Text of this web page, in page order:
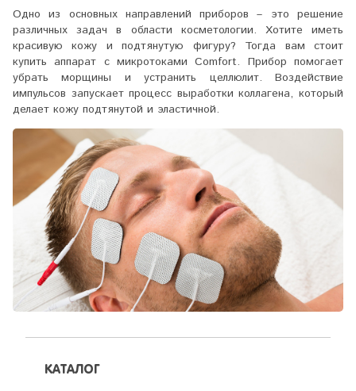
Одно из основных направлений приборов – это решение
различных задач в области косметологии. Хотите иметь
красивую кожу и подтянутую фигуру? Тогда вам стоит
купить аппарат с микротоками Comfort. Прибор помогает
убрать морщины и устранить целлюлит. Воздействие
импульсов запускает процесс выработки коллагена, который
делает кожу подтянутой и эластичной.
КАТАЛОГ